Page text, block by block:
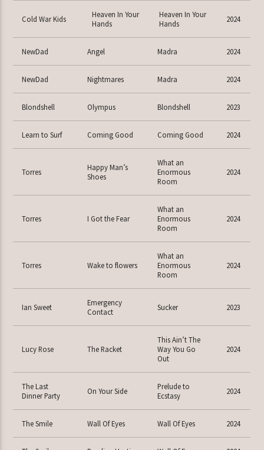
Cold War Kids
Heaven In Your
Hands
Heaven In Your
Hands
2024
NewDad Angel Madra 2024
NewDad Nightmares Madra 2024
Blondshell Olympus Blondshell 2023
Learn to Surf Coming Good Coming Good 2024
Torres
Happy Man’s
Shoes
What an
Enormous
Room
2024
Torres I Got the Fear
What an
Enormous
Room
2024
Torres Wake to flowers
What an
Enormous
Room
2024
Ian Sweet
Emergency
Contact
Sucker 2023
Lucy Rose The Racket
This Ain’t The
Way You Go
Out
2024
The Last
Dinner Party
On Your Side
Prelude to
Ecstasy
2024
The Smile Wall Of Eyes Wall Of Eyes 2024